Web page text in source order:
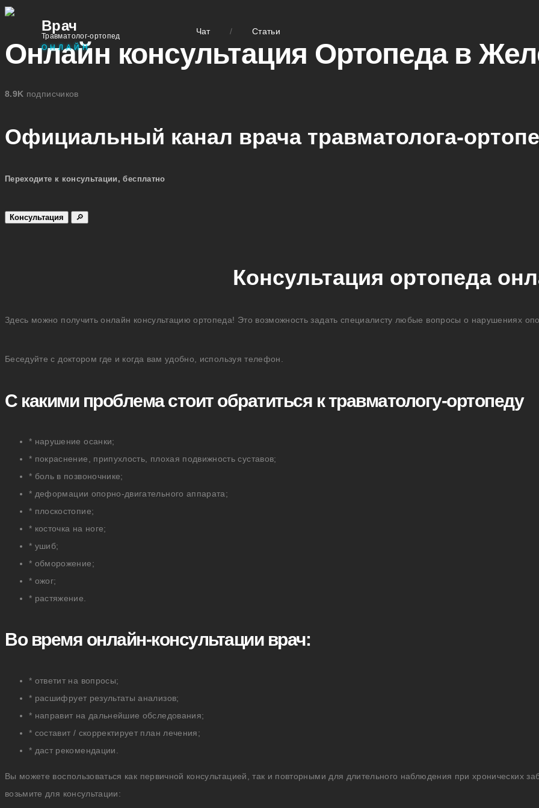
Врач
Травматолог-ортопед
ОНЛАЙН
Чат / Статьи
Онлайн консультация Ортопеда в
8.9K подписчиков
Официальный канал врача травматолога-
Переходите к консультации, бесплатно
Консультация 🔎
Консультация ортопеда
Здесь можно получить онлайн консультацию ортопеда! Это возможность задать специалисту любые вопросы о нарушениях
Беседуйте с доктором где и когда вам удобно, используя телефон.
С какими проблема стоит обратиться к травматологу-ортопеду
* нарушение осанки;
* покраснение, припухлость, плохая подвижность суставов;
* боль в позвоночнике;
* деформации опорно-двигательного аппарата;
* плоскостопие;
* косточка на ноге;
* ушиб;
* обморожение;
* ожог;
* растяжение.
Во время онлайн-консультации врач:
* ответит на вопросы;
* расшифрует результаты анализов;
* направит на дальнейшие обследования;
* составит / скорректирует план лечения;
* даст рекомендации.
Вы можете воспользоваться как первичной консультацией, так и повторными для длительного наблюдения при хронических
возьмите для консультации: